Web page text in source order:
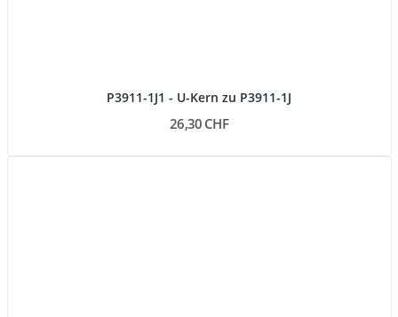
P3911-1J1 - U-Kern zu P3911-1J
26,30 CHF